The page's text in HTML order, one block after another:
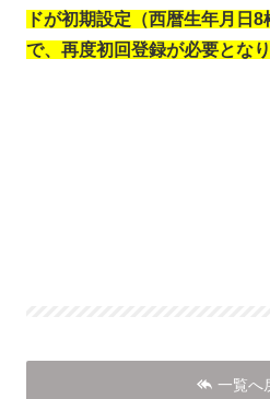
ドが初期設定（西暦生年月日
で、再度初回登録が必要となり
一覧へ